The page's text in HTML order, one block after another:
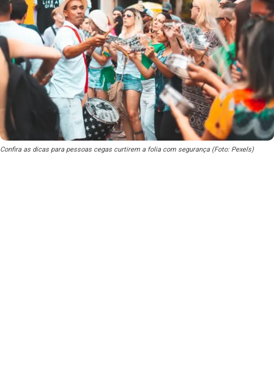
Confira as dicas para pessoas cegas curtirem a folia com segurança (Foto: Pexels)